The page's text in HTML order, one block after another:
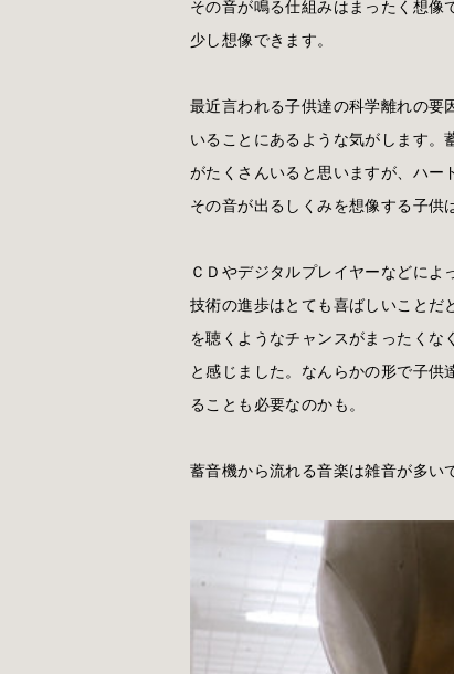
その音が鳴る仕組みはまったく想像
少し想像できます。
最近言われる子供達の科学離れの要
いることにあるような気がします。
がたくさんいると思いますが、ハー
その音が出るしくみを想像する子供
ＣＤやデジタルプレイヤーなどに
技術の進歩はとても喜ばしいことだ
を聴くようなチャンスがまったくな
と感じました。なんらかの形で子供
ることも必要なのかも。
蓄音機から流れる音楽は雑音が多い